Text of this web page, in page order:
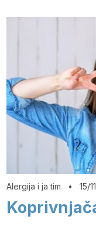
Alergija i ja tim •15/